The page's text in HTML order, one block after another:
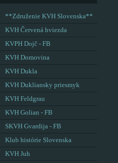
**Združenie KVH Slovenska**
KVH Červená hviezda
KVPH Dojč - FB
KVH Domovina
KVH Dukla
KVH Dukliansky priesmyk
KVH Feldgrau
KVH Golian - FB
SKVH Gvardija - FB
Klub histórie Slovenska
KVH Juh